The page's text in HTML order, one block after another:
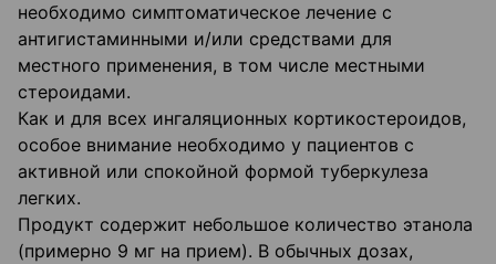
необходимо симптоматическое лечение с
антигистаминными и/или средствами для
местного применения, в том числе местными
стероидами.
Как и для всех ингаляционных кортикостероидов,
особое внимание необходимо у пациентов с
активной или спокойной формой туберкулеза
легких.
Продукт содержит небольшое количество этанола
(примерно 9 мг на прием). В обычных дозах,